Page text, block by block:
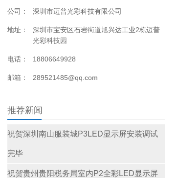
公司： 深圳市迈普光彩科技有限公司
地址：
深圳市宝安区石岩街道旭兴达工业2栋迈普
光彩科技园
电话： 18806649928
邮箱： 289521485@qq.com
推荐新闻
祝贺深圳南山服装城P3LED显示屏安装调试
完毕
祝贺贵州贵阳税务局室内P2全彩LED显示屏